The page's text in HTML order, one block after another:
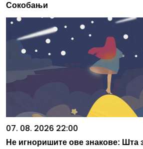
Сокобањи
07. 08. 2026 22:00
Не игноришите ове знакове: Шта